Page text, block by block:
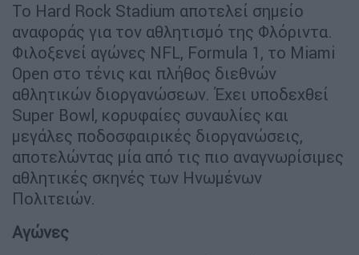
Το Hard Rock Stadium αποτελεί σημείο
αναφοράς για τον αθλητισμό της Φλόριντα.
Φιλοξενεί αγώνες NFL, Formula 1, το Miami
Open στο τένις και πλήθος διεθνών
αθλητικών διοργανώσεων. Έχει υποδεχθεί
Super Bowl, κορυφαίες συναυλίες και
μεγάλες ποδοσφαιρικές διοργανώσεις,
αποτελώντας μία από τις πιο αναγνωρίσιμες
αθλητικές σκηνές των Ηνωμένων
Πολιτειών.
Αγώνες